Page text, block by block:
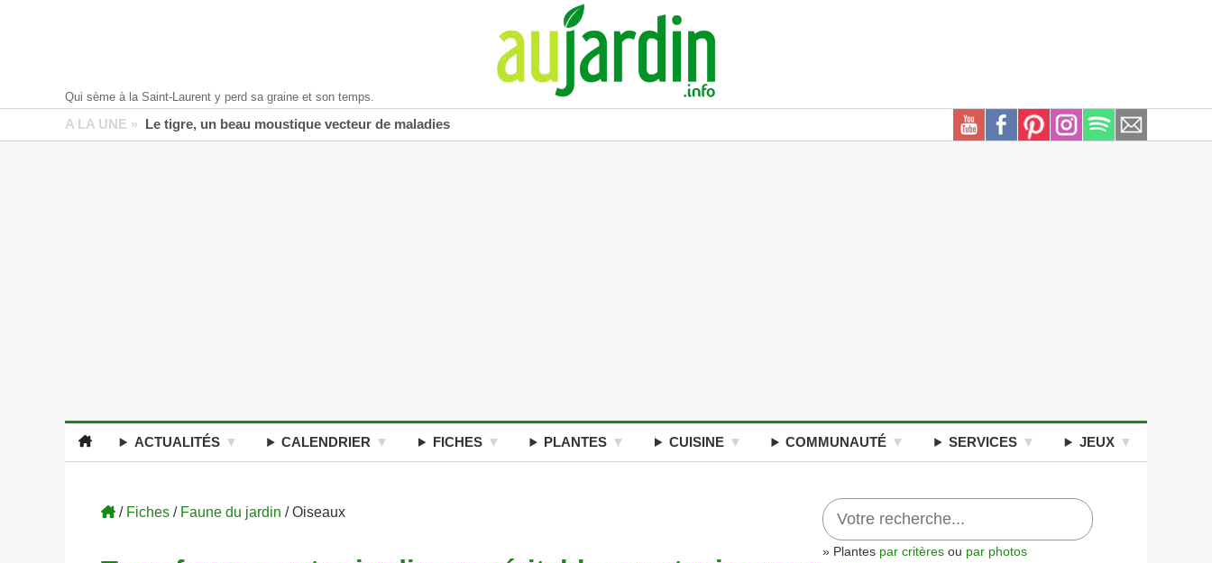
Qui sème à la Saint-Laurent y perd sa graine et son temps.
A LA UNE » Le tigre, un beau moustique vecteur de maladies
ACTUALITÉS CALENDRIER FICHES PLANTES CUISINE COMMUNAUTÉ SERVICES JEUX
/ Fiches / Faune du jardin / Oiseaux
» Plantes par critères ou par photos